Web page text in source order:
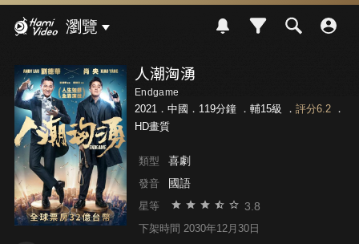
瀏覽
人潮洶湧
Endgame
2021．中國．119分鐘 ． 輔15級 ． 評分6.2．
HD畫質
類型 喜劇
發音 國語
星等 3.8
下架時間 2030年12月30日